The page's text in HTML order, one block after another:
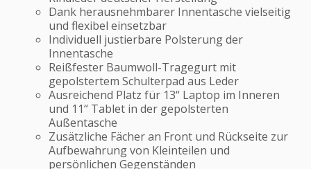
Dank herausnehmbarer Innentasche vielseitig
und flexibel einsetzbar
Individuell justierbare Polsterung der
Innentasche
Reißfester Baumwoll-Tragegurt mit
gepolstertem Schulterpad aus Leder
Ausreichend Platz für 13“ Laptop im Inneren
und 11“ Tablet in der gepolsterten
Außentasche
Zusätzliche Fächer an Front und Rückseite zur
Aufbewahrung von Kleinteilen und
persönlichen Gegenständen